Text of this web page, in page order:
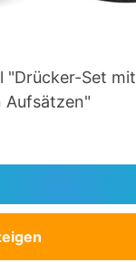
"Drücker-Set mit
Aufsätzen"